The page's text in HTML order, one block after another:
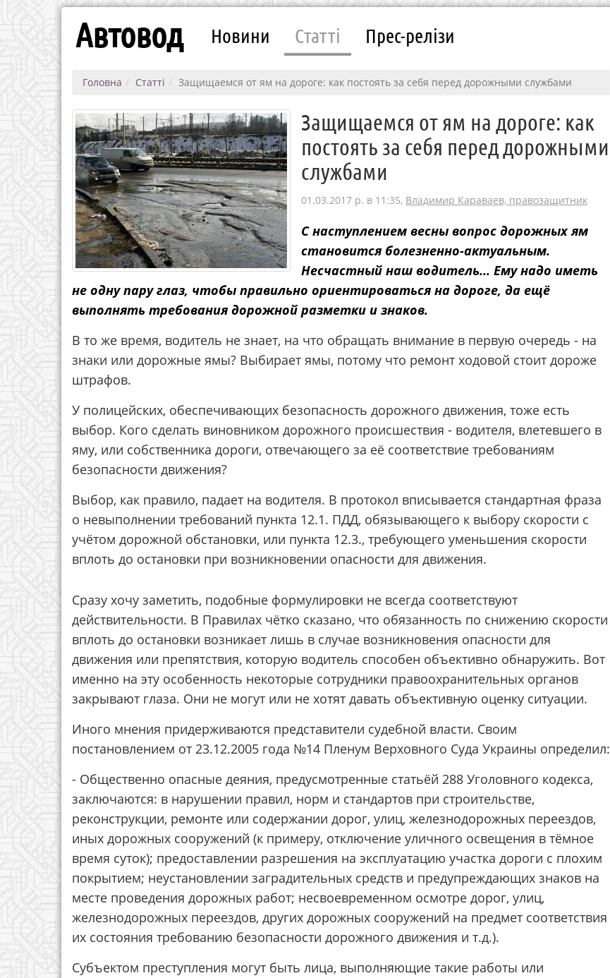
Автовод Новини Статті Прес-релізи
Головна Статті Защищаемся от ям на дороге: как постоять за себя перед дорожными службами
Защищаемся от ям на дороге: как
постоять за себя перед дорожными
службами
01.03.2017 р. в 11:35, Владимир Караваев, правозащитник
С наступлением весны вопрос дорожных ям
становится болезненно-актуальным.
Несчастный наш водитель... Ему надо иметь
не одну пару глаз, чтобы правильно ориентироваться на дороге, да ещё
выполнять требования дорожной разметки и знаков.
В то же время, водитель не знает, на что обращать внимание в первую очередь - на
знаки или дорожные ямы? Выбирает ямы, потому что ремонт ходовой стоит дороже
штрафов.
У полицейских, обеспечивающих безопасность дорожного движения, тоже есть
выбор. Кого сделать виновником дорожного происшествия - водителя, влетевшего в
яму, или собственника дороги, отвечающего за её соответствие требованиям
безопасности движения?
Выбор, как правило, падает на водителя. В протокол вписывается стандартная фраза
о невыполнении требований пункта 12.1. ПДД, обязывающего к выбору скорости с
учётом дорожной обстановки, или пункта 12.3., требующего уменьшения скорости
вплоть до остановки при возникновении опасности для движения.
Сразу хочу заметить, подобные формулировки не всегда соответствуют
действительности. В Правилах чётко сказано, что обязанность по снижению скорости
вплоть до остановки возникает лишь в случае возникновения опасности для
движения или препятствия, которую водитель способен объективно обнаружить. Вот
именно на эту особенность некоторые сотрудники правоохранительных органов
закрывают глаза. Они не могут или не хотят давать объективную оценку ситуации.
Иного мнения придерживаются представители судебной власти. Своим
постановлением от 23.12.2005 года №14 Пленум Верховного Суда Украины определил:
- Общественно опасные деяния, предусмотренные статьёй 288 Уголовного кодекса,
заключаются: в нарушении правил, норм и стандартов при строительстве,
реконструкции, ремонте или содержании дорог, улиц, железнодорожных переездов,
иных дорожных сооружений (к примеру, отключение уличного освещения в тёмное
время суток); предоставлении разрешения на эксплуатацию участка дороги с плохим
покрытием; неустановлении заградительных средств и предупреждающих знаков на
месте проведения дорожных работ; несвоевременном осмотре дорог, улиц,
железнодорожных переездов, других дорожных сооружений на предмет соответствия
их состояния требованию безопасности дорожного движения и т.д.).
Субъектом преступления могут быть лица, выполняющие такие работы или